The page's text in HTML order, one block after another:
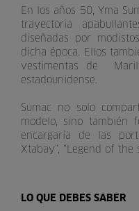
En los años 50, Yma
trayectoria
diseñadas por
dicha época. Ellos
vestimentas de
estadounidense.
Sumac no solo
modelo, sino también
encargaría de las
Xtabay”, “Legend of the
LO QUE DEBES SABER